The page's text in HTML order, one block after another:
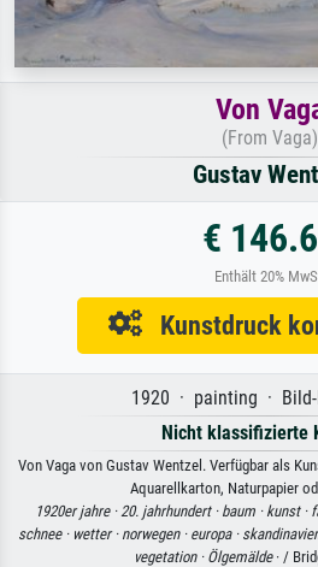
Von
(From Vaga)
Gustav
€
Enthält 20%
Kunstdruck
1920 · painting · Bild-
Nicht klassifizierte
Von Vaga von Gustav Wentzel. Verfügbar als
Aquarellkarton, Naturpapier
1920er jahre · 20. jahrhundert · baum · kunst ·
schnee · wetter · norwegen · europa ·
vegetation · Ölgemälde· /